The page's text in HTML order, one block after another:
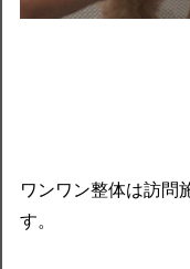
ワンワン整体は訪問